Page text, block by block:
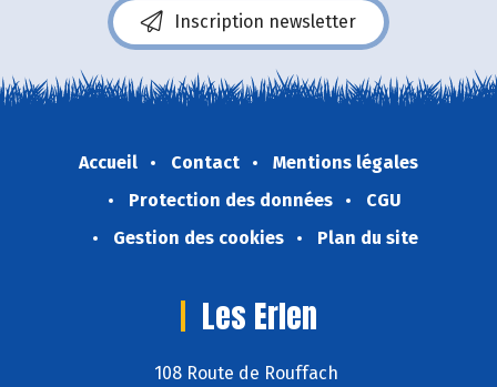
Inscription newsletter
Accueil Contact
Mentions légales
Protection des données
CGU
Gestion des cookies
Plan du site
Les Erlen
108 Route de Rouffach